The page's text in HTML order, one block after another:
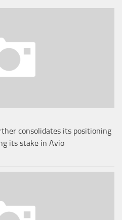
consolidates its positioning
its stake in Avio